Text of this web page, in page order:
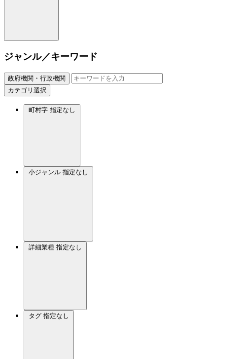
ジャンル／キーワード
政府機関・行政機関
カテゴリ選択
町村字 指定なし
小ジャンル 指定なし
詳細業種 指定なし
タグ 指定なし